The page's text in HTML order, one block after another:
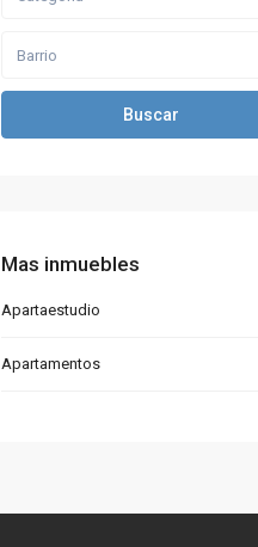
Barrio
Buscar
Mas inmuebles
Apartaestudio
Apartamentos